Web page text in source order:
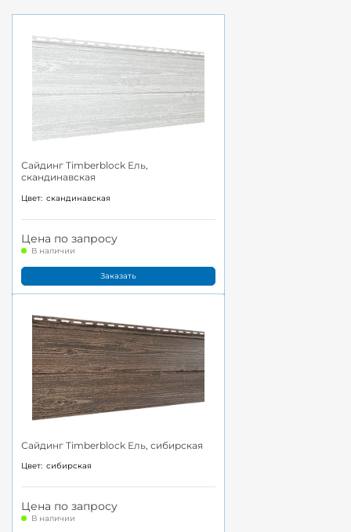
Сайдинг Timberblock Ель,
скандинавская
Цвет: скандинавская
Цена по запросу
В наличии
Заказать
Сайдинг Timberblock Ель, сибирская
Цвет: сибирская
Цена по запросу
В наличии